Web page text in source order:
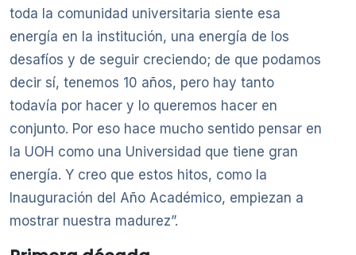
toda la comunidad universitaria siente esa
energía en la institución, una energía de los
desafíos y de seguir creciendo; de que podamos
decir sí, tenemos 10 años, pero hay tanto
todavía por hacer y lo queremos hacer en
conjunto. Por eso hace mucho sentido pensar en
la UOH como una Universidad que tiene gran
energía. Y creo que estos hitos, como la
Inauguración del Año Académico, empiezan a
mostrar nuestra madurez”.